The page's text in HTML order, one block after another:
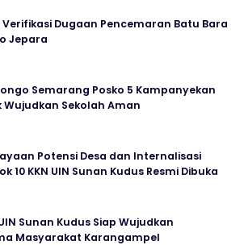
Verifikasi Dugaan Pencemaran Batu Bara
Jepara
Semarang Posko 5 Kampanyekan
Sekolah Aman
Potensi Desa dan Internalisasi
10 KKN UIN Sunan Kudus Resmi Dibuka
Sunan Kudus Siap Wujudkan
Masyarakat Karangampel